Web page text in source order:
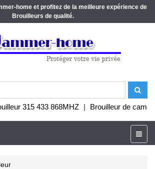
home et profitez de la meilleure expérience de
Brouilleurs de qualité.
315 433 868MHZ | Brouilleur de